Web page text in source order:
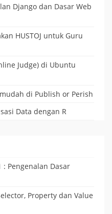
Django dan Dasar Web
HUSTOJ untuk Guru
Judge) di Ubuntu
di Publish or Perish
Data dengan R
: Pengenalan Dasar
Property dan Value